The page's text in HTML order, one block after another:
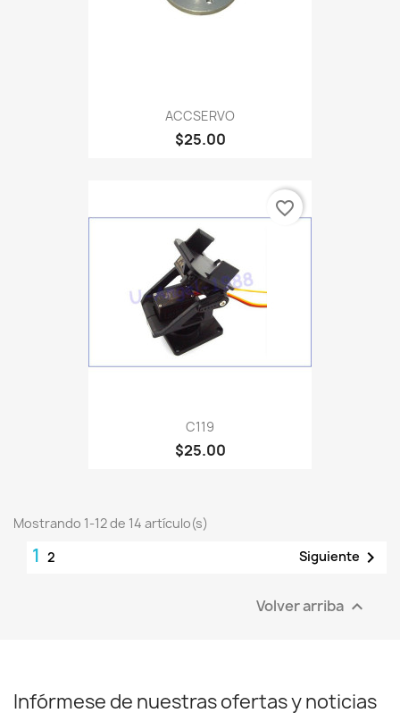
ACCSERVO
$25.00
C119
$25.00
favorite_border
Mostrando 1-12 de 14 artículo(s)
1 2 Siguiente 
Volver arriba 
Infórmese de nuestras ofertas y noticias